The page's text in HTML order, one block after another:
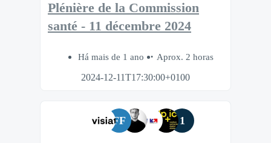
Plénière de la Commission
santé - 11 décembre 2024
Há mais de 1 ano
Aprox. 2 horas
2024-12-11T17:30:00+0100
FF 1